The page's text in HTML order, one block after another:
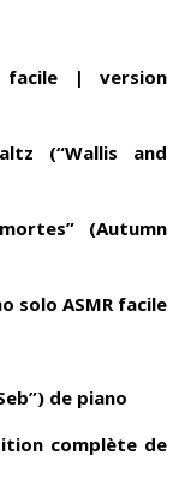
facile | version
(“Wallis and
(Autumn
solo ASMR facile
de piano
complète de